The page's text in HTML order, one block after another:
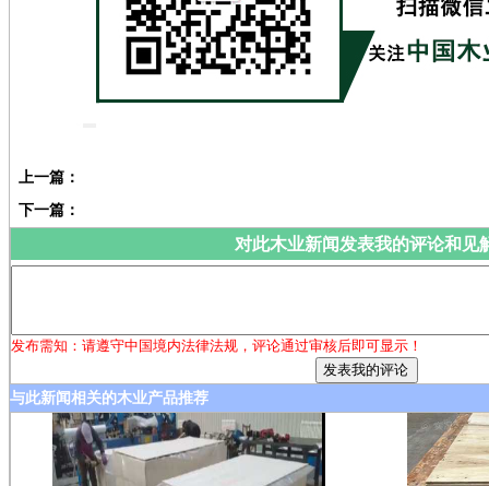
上一篇：
下一篇：
对此木业新闻发表我的评论和见
发布需知：请遵守中国境内法律法规，评论通过审核后即可显示！
与此新闻相关的木业产品推荐